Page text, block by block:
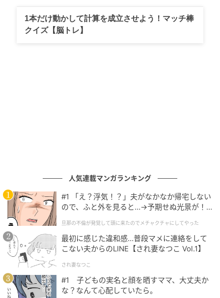
文／andGIRLweb編集部出典元／コトバンク
1本だけ動かして計算を成立させよう！マッチ棒
クイズ【脳トレ】
人気連載マンガランキング
#1 「え？浮気！？」夫がなかなか帰宅しない
ので、ふと外を見ると…→予期せぬ光景が！
クチャにしてやった
旦那の不倫が発覚して頭に来たのでメチャクチャにしてやった
最初に感じた違和感…普段マメに連絡をして
こない夫からのLINE【され妻なつこ Vol.1】
され妻なつこ
#1 子どもの実名と顔を晒すママ、大丈夫か
な？なんて心配していたら。